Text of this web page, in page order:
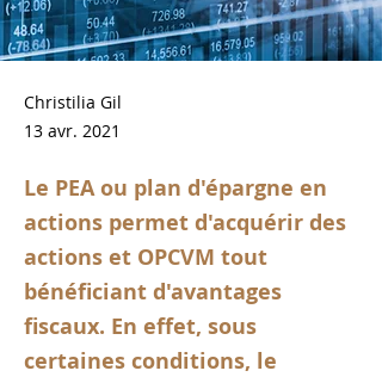
Christilia Gil
13 avr. 2021
Le PEA ou plan d'épargne en
actions permet d'acquérir des
actions et OPCVM tout
bénéficiant d'avantages
fiscaux. En effet, sous
certaines conditions, le